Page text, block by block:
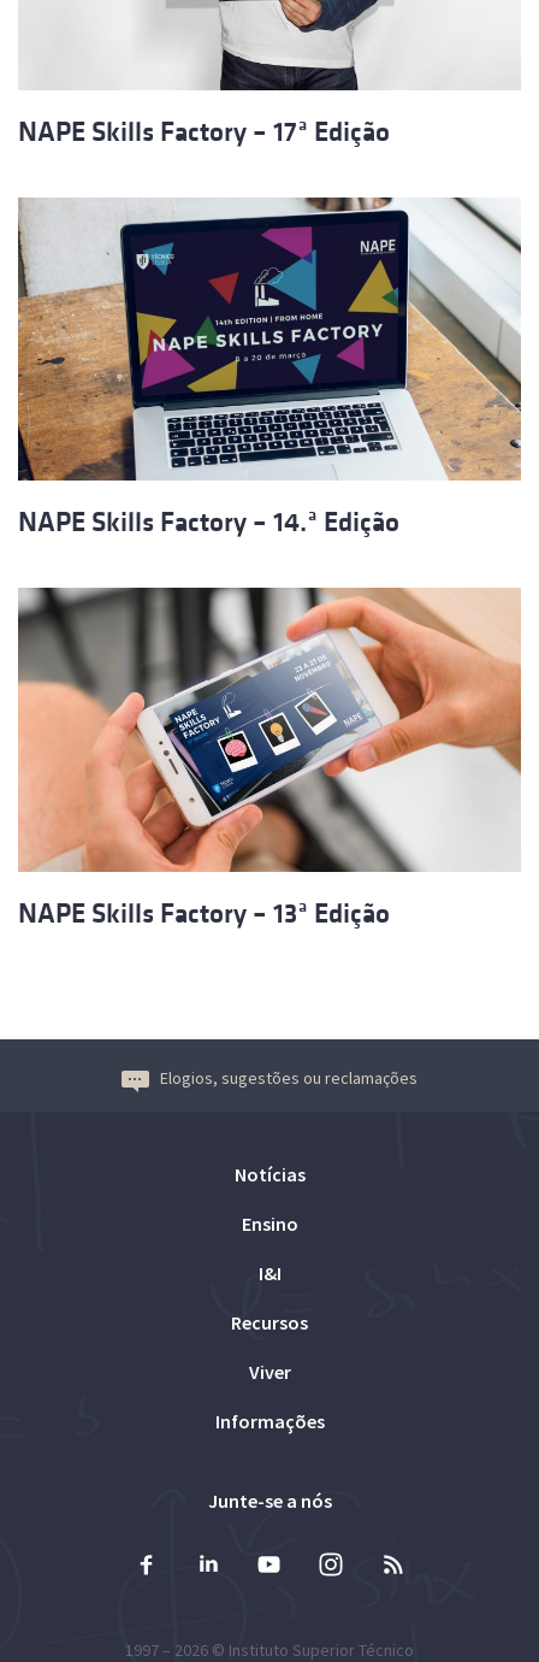
NAPE Skills Factory – 17ª Edição
NAPE Skills Factory – 14.ª Edição
NAPE Skills Factory – 13ª Edição
Elogios, sugestões ou reclamações
Notícias
Ensino
I&I
Recursos
Viver
Informações
Junte-se a nós
1997 – 2026 © Instituto Superior Técnico